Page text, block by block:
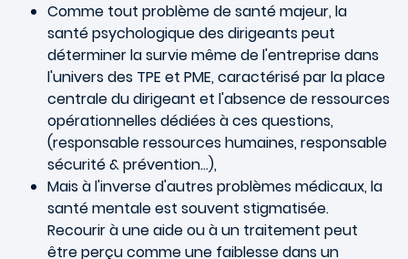
Comme tout problème de santé majeur, la
santé psychologique des dirigeants peut
déterminer la survie même de l'entreprise dans
l'univers des TPE et PME, caractérisé par la place
centrale du dirigeant et l'absence de ressources
opérationnelles dédiées à ces questions,
(responsable ressources humaines, responsable
sécurité & prévention…),
Mais à l'inverse d'autres problèmes médicaux, la
santé mentale est souvent stigmatisée.
Recourir à une aide ou à un traitement peut
être perçu comme une faiblesse dans un